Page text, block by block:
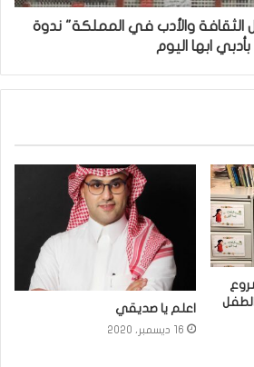
الثقافة والأدب في المملكة" ندوة
بأدبي ابها اليوم
اعلم يا صديقي
16 ديسمبر، 2020